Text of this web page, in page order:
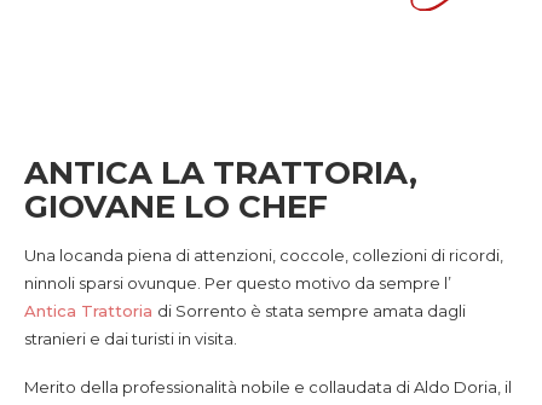
ANTICA LA TRATTORIA,
GIOVANE LO CHEF
Una locanda piena di attenzioni, coccole, collezioni di ricordi,
ninnoli sparsi ovunque. Per questo motivo da sempre l’
Antica Trattoria di Sorrento è stata sempre amata dagli
stranieri e dai turisti in visita.
Merito della professionalità nobile e collaudata di Aldo Doria, il